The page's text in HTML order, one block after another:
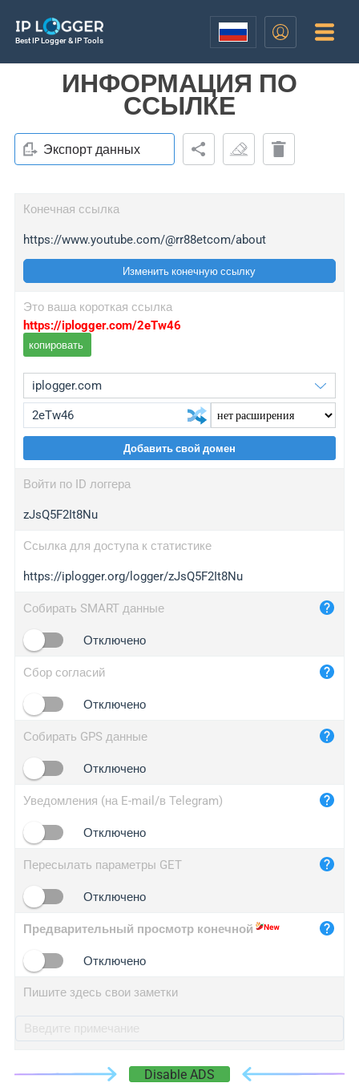
Best IP Logger & IP Tools
ИНФОРМАЦИЯ ПО
ССЫЛКЕ
Экспорт данных
Конечная ссылка
https://www.youtube.com/@rr88etcom/about
Изменить конечную ссылку
Это ваша короткая ссылка
https://iplogger.com/2eTw46
копировать
wl.gl
ed.tc
iplogger.com
maper.info
2no.co
yip.su
iplogger.info
Добавить свой домен
Войти по ID логгера
zJsQ5F2It8Nu
Ссылка для доступа к статистике
https://iplogger.org/logger/zJsQ5F2It8Nu
Собирать SMART данные
Отключено
Сбор согласий
Отключено
Собирать GPS данные
Отключено
Уведомления (на E-mail/в Telegram)
Отключено
Пересылать параметры GET
Отключено
Предварительный просмотр конечной
Отключено
Пишите здесь свои заметки
Disable ADS